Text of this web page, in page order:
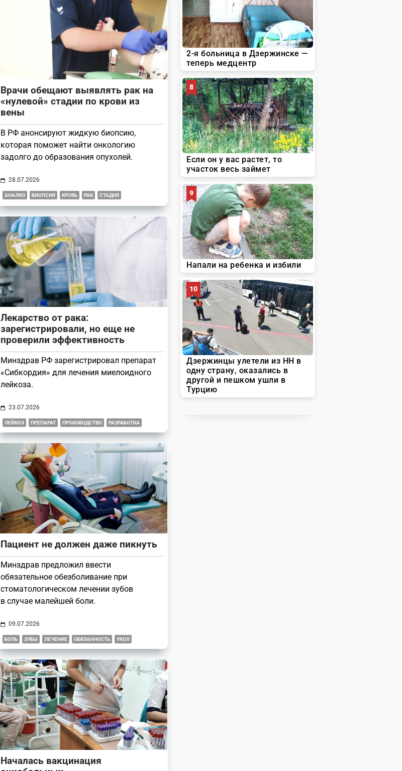
Врачи обещают выявлять рак на
«нулевой» стадии по крови из
вены
В РФ анонсируют жидкую биопсию,
которая поможет найти онкологию
задолго до образования опухолей.
28.07.2026
АНАЛИЗ БИОПСИЯ КРОВЬ РАК СТАДИЯ
Лекарство от рака:
зарегистрировали, но еще не
проверили эффективность
Минздрав РФ зарегистрировал препарат
«Сибкордия» для лечения миелоидного
лейкоза.
23.07.2026
ЛЕЙКОЗ ПРЕПАРАТ ПРОИЗВОДСТВО РАЗРАБОТКА
Пациент не должен даже пикнуть
Минздрав предложил ввести
обязательное обезболивание при
стоматологическом лечении зубов
в случае малейшей боли.
09.07.2026
БОЛЬ ЗУБЫ ЛЕЧЕНИЕ ОБЯЗАННОСТЬ УКОЛ
Началась вакцинация